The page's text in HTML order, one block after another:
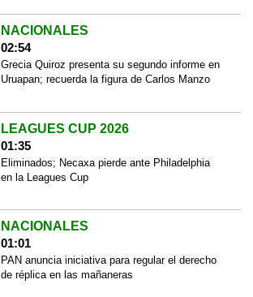
NACIONALES
02:54
Grecia Quiroz presenta su segundo informe en
Uruapan; recuerda la figura de Carlos Manzo
LEAGUES CUP 2026
01:35
Eliminados; Necaxa pierde ante Philadelphia
en la Leagues Cup
NACIONALES
01:01
PAN anuncia iniciativa para regular el derecho
de réplica en las mañaneras